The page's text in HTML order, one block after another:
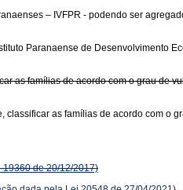
– IVFPR - podendo ser
Paranaense de Desenvolvimento
as famílias de acordo com o grau de
as famílias de acordo com
de 20/12/2017)